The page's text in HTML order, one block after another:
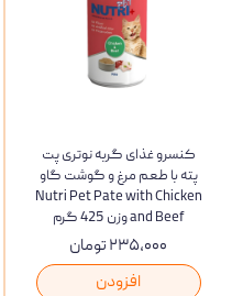
کنسرو غذای گربه نوتری پت
پته با طعم مرغ و گوشت گاو
Nutri Pet Pate with Chicken
and Beef وزن 425 گرم
۲۳۵,۰۰۰ تومان
افزودن